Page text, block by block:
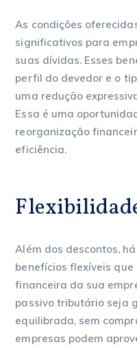
As condições
significativos para
suas dívidas. Esses
perfil do devedor e o
uma redução
Essa é uma
reorganização
eficiência.
Além dos descontos,
benefícios flexíveis
financeira da sua
passivo tributário seja
equilibrada, sem
empresas podem